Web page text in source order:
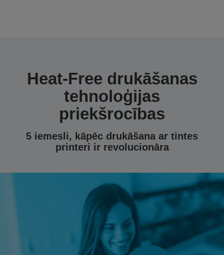
Heat-Free drukāšanas
tehnoloģijas
priekšrocības
5 iemesli, kāpēc drukāšana ar tintes
printeri ir revolucionāra